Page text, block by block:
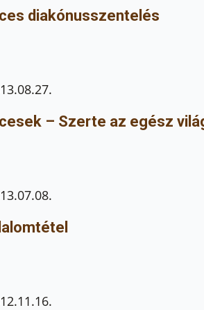
diakónusszentelés
– Szerte az egész